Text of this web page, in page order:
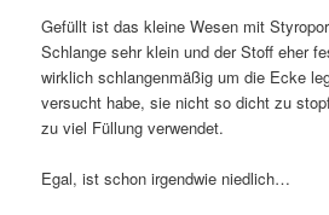
Gefüllt ist das kleine Wesen mit
Schlange sehr klein und der Stoff eher
wirklich schlangenmäßig um die Ecke
versucht habe, sie nicht so dicht zu
zu viel Füllung verwendet.
Egal, ist schon irgendwie niedlich…